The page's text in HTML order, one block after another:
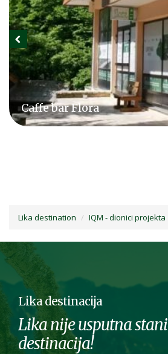
Restoran Javor
Lika destination IQM - dionici projekta
Lika destinacija
Lika nije usputna
destinacija!